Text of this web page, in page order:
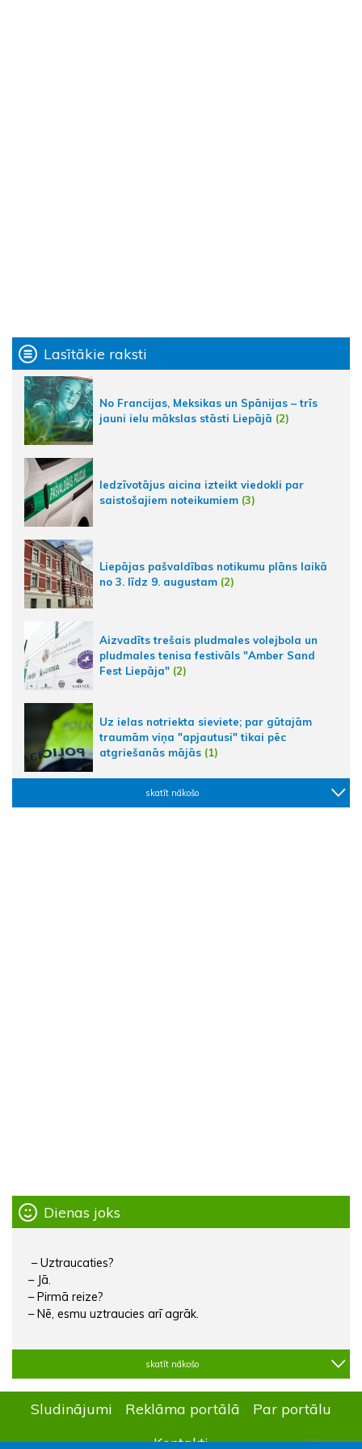
Lasītākie raksti
No Francijas, Meksikas un Spānijas – trīs
jauni ielu mākslas stāsti Liepājā (2)
Iedzīvotājus aicina izteikt viedokli par
saistošajiem noteikumiem (3)
Liepājas pašvaldības notikumu plāns laikā
no 3. līdz 9. augustam (2)
Aizvadīts trešais pludmales volejbola un
pludmales tenisa festivāls "Amber Sand
Fest Liepāja" (2)
Uz ielas notriekta sieviete; par gūtajām
traumām viņa "apjautusi" tikai pēc
atgriešanās mājās (1)
skatīt nākošo
Dienas joks
– Uztraucaties?
– Jā.
– Pirmā reize?
– Nē, esmu uztraucies arī agrāk.
skatīt nākošo
Sludinājumi Reklāma portālā
Par portālu
Kontakti